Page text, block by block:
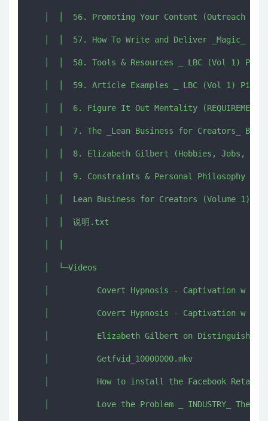
│  │  56. Promoting Your Content (Outreach
│  │  57. How To Write and Deliver _Magic_ _
│  │  58. Tools & Resources _ LBC (Vol 1)
│  │  59. Article Examples _ LBC (Vol 1)
│  │  6. Figure It Out Mentality
│  │  7. The _Lean Business for Creators_
│  │  8. Elizabeth Gilbert (Hobbies, Jobs,
│  │  9. Constraints & Personal Philosophy _
│  │  Lean Business for Creators (Volume 1)
   │  │  说明.txt
   │  └─Videos
│          Covert Hypnosis - Captivation w
│          Covert Hypnosis - Captivation w
│          Elizabeth Gilbert on
   │          Getfvid_10000000.mkv
│          How to install the Facebook
│          Love the Problem _ INDUSTRY_ The